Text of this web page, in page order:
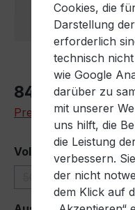
Regulärer Preis:
840,34 €
Preise exkl. MwSt.
Volumen auswählen
500 Liter
(Diese Option ist
1000
Cookies, die
Darstellung
erforderlich
technisch
wie Google
darüber zu
mit unserer
uns hilft, die
die Leistung
verbessern.
der nicht
dem Klick auf